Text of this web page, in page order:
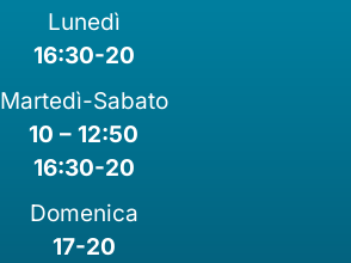
Lunedì
16:30-20
Martedì-Sabato
10 – 12:50
16:30-20
Domenica
17-20